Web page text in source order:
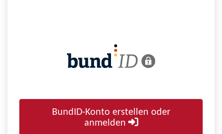
BundID-Konto erstellen oder
anmelden